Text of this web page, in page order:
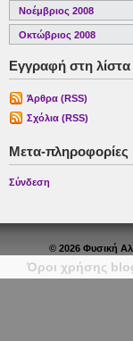
Νοέμβριος 2008
Οκτώβριος 2008
Εγγραφή στη λίστα
Άρθρα (RSS)
Σχόλια (RSS)
Μετα-πληροφορίες
Σύνδεση
© 2026 Φυσική
Όροι χρήσης